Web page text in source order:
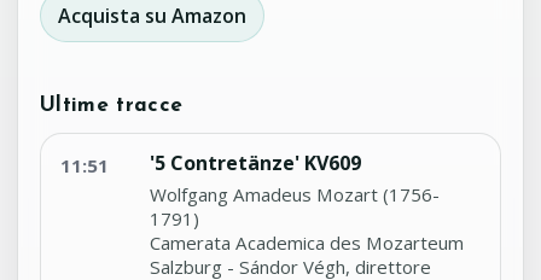
Acquista su Amazon
Ultime tracce
11:51 '5 Contretänze' KV609
Wolfgang Amadeus Mozart (1756-
1791)
Camerata Academica des Mozarteum
Salzburg - Sándor Végh, direttore